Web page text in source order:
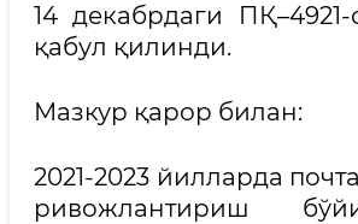
14 декабрдаги
қабул қилинди.
Мазкур қарор билан:
2021-2023 йилларда
ривожлантириш